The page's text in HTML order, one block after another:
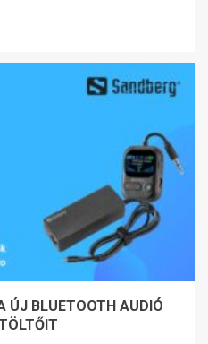
ÚJ BLUETOOTH AUDIÓ